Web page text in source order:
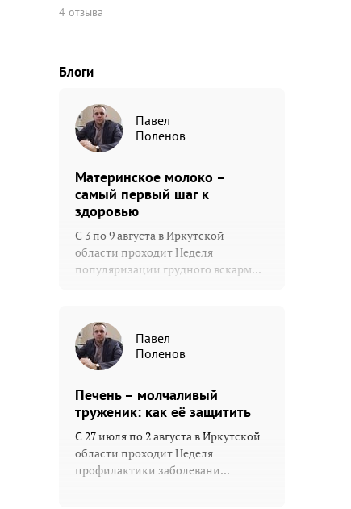
4 отзыва
Блоги
Павел
Поленов
Материнское молоко –
самый первый шаг к
здоровью
С 3 по 9 августа в Иркутской
области проходит Неделя
популяризации грудного вскарм...
Павел
Поленов
Печень – молчаливый
труженик: как её защитить
С 27 июля по 2 августа в Иркутской
области проходит Неделя
профилактики заболевани...